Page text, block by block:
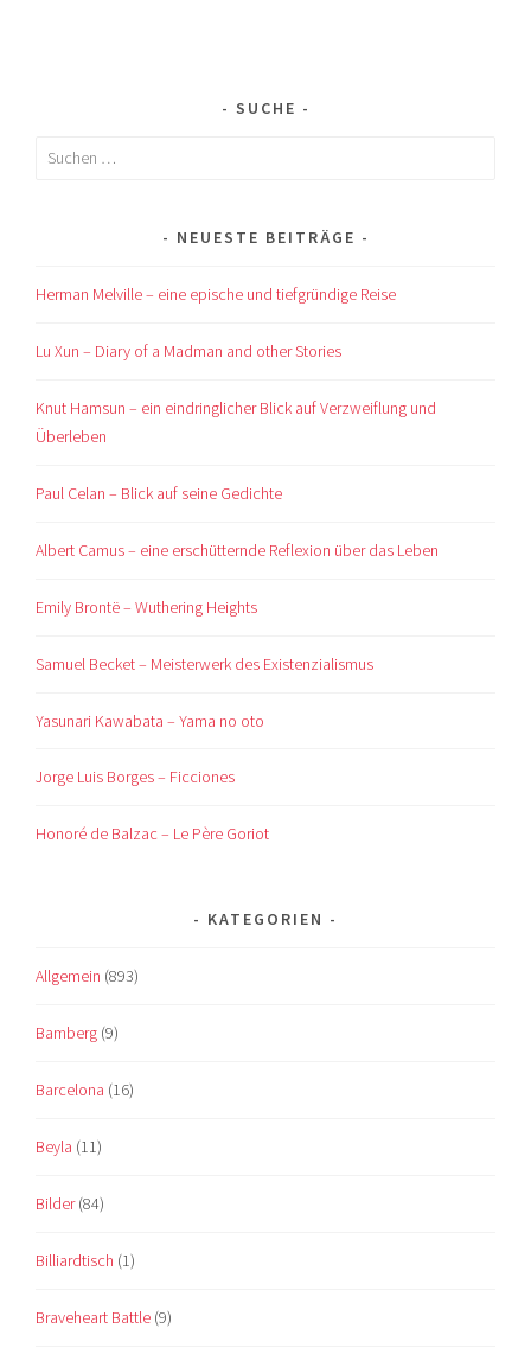
SUCHE
Suchen
NEUESTE BEITRÄGE
Herman Melville – eine epische und tiefgründige Reise
Lu Xun – Diary of a Madman and other Stories
Knut Hamsun – ein eindringlicher Blick auf Verzweiflung und
Überleben
Paul Celan – Blick auf seine Gedichte
Albert Camus – eine erschütternde Reflexion über das Leben
Emily Brontë – Wuthering Heights
Samuel Becket – Meisterwerk des Existenzialismus
Yasunari Kawabata – Yama no oto
Jorge Luis Borges – Ficciones
Honoré de Balzac – Le Père Goriot
KATEGORIEN
Allgemein (893)
Bamberg (9)
Barcelona (16)
Beyla (11)
Bilder(84)
Billiardtisch (1)
Braveheart Battle (9)